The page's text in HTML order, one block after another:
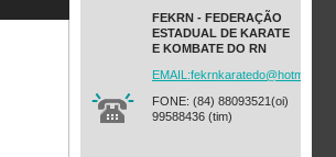
FEKRN - FEDERAÇÃO
ESTADUAL DE KARATE
E KOMBATE DO RN
EMAIL:fekrnkaratedo@hotmail.com
FONE: (84) 88093521(oi)
99588436 (tim)